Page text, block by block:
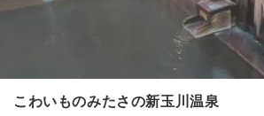
乳
こわいものみたさの新玉川温泉